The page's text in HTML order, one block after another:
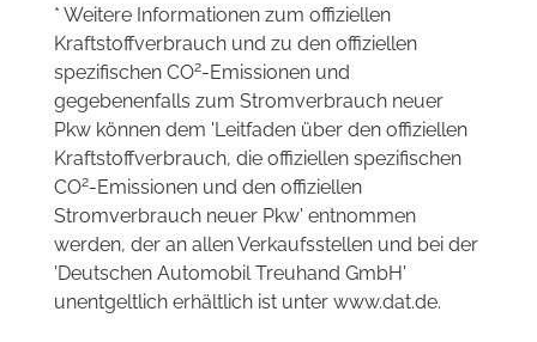
* Weitere Informationen zum offiziellen
Kraftstoffverbrauch und zu den offiziellen
spezifischen CO2-Emissionen und
gegebenenfalls zum Stromverbrauch neuer
Pkw können dem 'Leitfaden über den offiziellen
Kraftstoffverbrauch, die offiziellen spezifischen
CO2-Emissionen und den offiziellen
Stromverbrauch neuer Pkw' entnommen
werden, der an allen Verkaufsstellen und bei der
'Deutschen Automobil Treuhand GmbH'
unentgeltlich erhältlich ist unter www.dat.de.